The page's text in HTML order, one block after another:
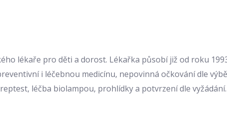
lékaře pro děti a dorost. Lékařka působí již od roku
i léčebnou medicínu, nepovinná očkování dle
léčba biolampou, prohlídky a potvrzení dle vyžádání.